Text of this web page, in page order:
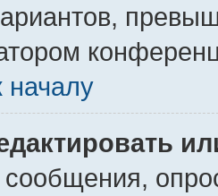
началу